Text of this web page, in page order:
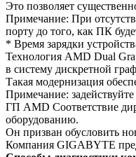
Это позволяет
Примечание: При
порту до того, как ПК
* Время зарядки
Технология AMD Dual
в систему дискретной
Такая модернизация
Примечание:
ГП AMD Соответствие
оборудованию.
Он призван обусловить
Компания GIGABYTE